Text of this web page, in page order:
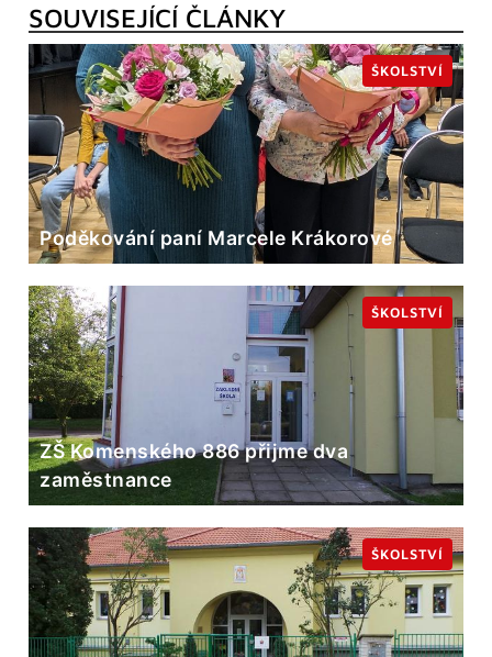
SOUVISEJÍCÍ ČLÁNKY
Poděkování paní Marcele Krákorové
ŠKOLSTVÍ
ZŠ Komenského 886 přijme dva
zaměstnance
ŠKOLSTVÍ
ŠKOLSTVÍ